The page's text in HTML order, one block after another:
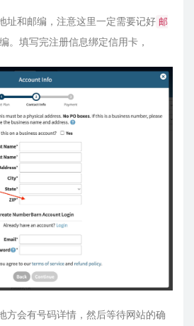
址和邮编，注意这里一定需要记好 邮
。填写完注册信息绑定信用卡，
方会有号码详情，然后等待网站的确